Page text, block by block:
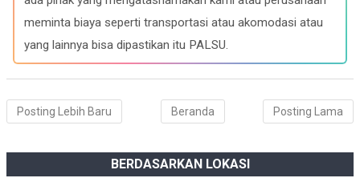
meminta biaya seperti transportasi atau akomodasi atau
yang lainnya bisa dipastikan itu PALSU.
Posting Lebih Baru Posting Lama
Beranda
BERDASARKAN LOKASI